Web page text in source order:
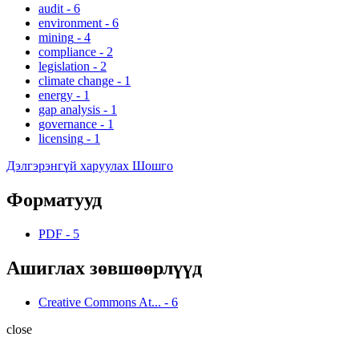
audit - 6
environment - 6
mining - 4
compliance - 2
legislation - 2
climate change - 1
energy - 1
gap analysis - 1
governance - 1
licensing - 1
Дэлгэрэнгүй харуулах Шошго
Форматууд
PDF - 5
Ашиглах зөвшөөрлүүд
Creative Commons At... - 6
close